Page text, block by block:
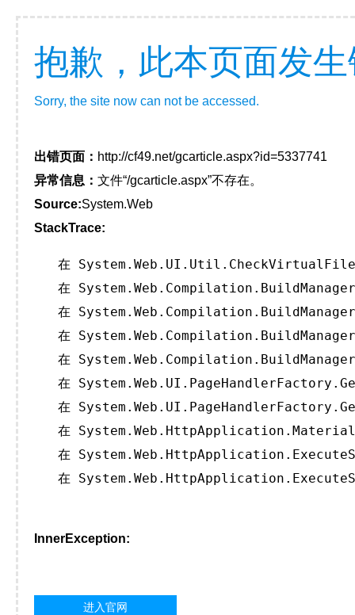
抱歉，此本页面发
Sorry, the site now can not be accessed.
出错页面： http://cf49.net/gcarticle.aspx?id=5337741
异常信息： 文件“/gcarticle.aspx”不存在。
Source:System.Web
StackTrace:
在
在
在
在
在
在
在
在
在
在
InnerException:
进入官网